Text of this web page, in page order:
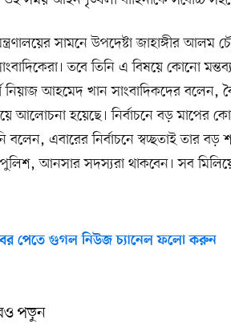
মন্ত্রণালয়ের সামনে উপদেষ্টা জাহাঙ্গীর
তবে তিনি এ বিষয়ে কোনো
নিয়াজ আহমেদ খান সাংবাদিকদের বলেন,
আলোচনা হয়েছে। নির্বাচনে বড় মাপের
বলেন, এবারের নির্বাচনে স্বচ্ছতাই তার বড়
পুলিশ, আনসার সদস্যরা থাকবেন। সব
পেতে গুগল নিউজ চ্যানেল ফলো করুন
পড়ুন